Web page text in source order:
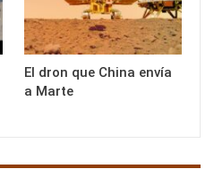
El dron que China envía
a Marte